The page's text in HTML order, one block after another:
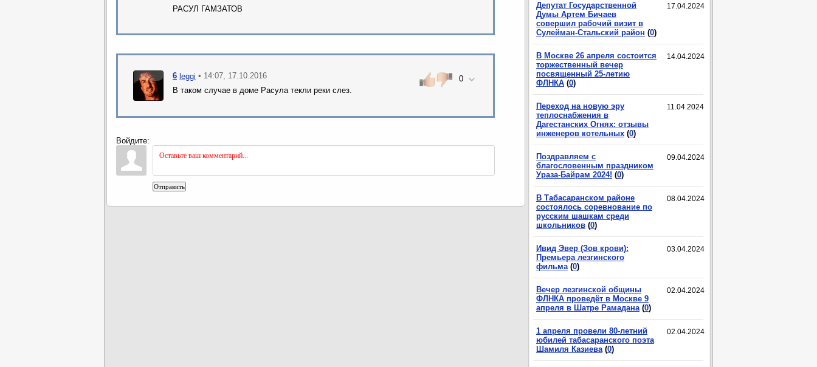
17.04.2024
Депутат Государственной
Думы Артем Бичаев
совершил рабочий визит в
Сулейман-Стальский район (0)
14.04.2024
В Москве 26 апреля состоится
торжественный вечер
посвященный 25-летию
ФЛНКА (0)
11.04.2024
Переход на новую эру
теплоснабжения в
Дагестанских Огнях: отзывы
инженеров котельных (0)
09.04.2024
Поздравляем с
благословенным праздником
Ураза-Байрам 2024! (0)
08.04.2024
В Табасаранском районе
состоялось соревнование по
русским шашкам среди
школьников (0)
03.04.2024
Ивид Эвер (Зов крови):
Премьера лезгинского
фильма (0)
02.04.2024
Вечер лезгинской общины
ФЛНКА проведёт в Москве 9
апреля в Шатре Рамадана (0)
02.04.2024
1 апреля провели 80-летний
юбилей табасаранского поэта
Шамиля Казиева (0)
РАСУЛ ГАМЗАТОВ
0
6 leggi • 14:07, 17.10.2016
В таком случае в доме Расула текли реки слез.
Войдите:
Отправить